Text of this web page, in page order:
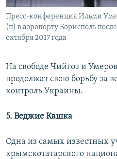
Пресс-конференция Ильми
(п) в аэропорту Борисполь
октября 2017 года
На свободе Чийгоз и
продолжат свою борьбу за
контроль Украины.
5. Веджие Кашка
​Одна из самых известных
крымскотатарского